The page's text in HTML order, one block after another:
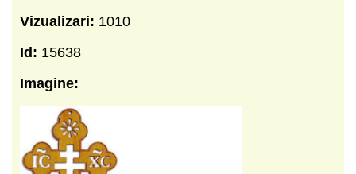
Vizualizari: 1010
Id: 15638
Imagine: